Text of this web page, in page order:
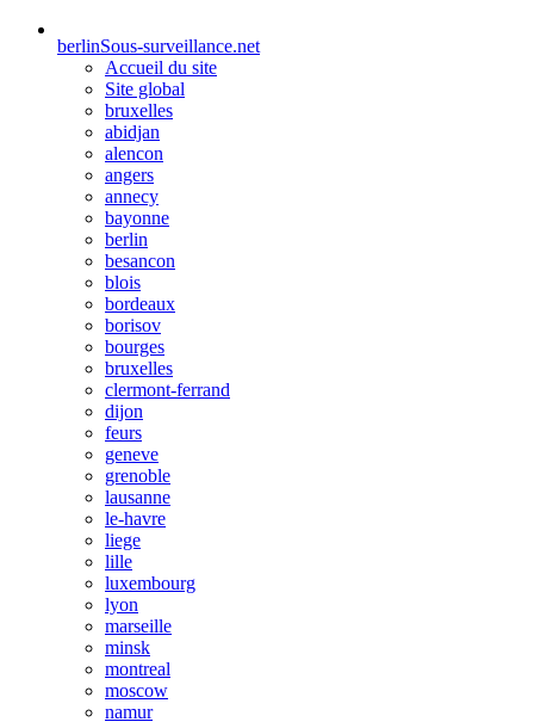
berlinSous-surveillance.net
Accueil du site
Site global
bruxelles
abidjan
alencon
angers
annecy
bayonne
berlin
besancon
blois
bordeaux
borisov
bourges
bruxelles
clermont-ferrand
dijon
feurs
geneve
grenoble
lausanne
le-havre
liege
lille
luxembourg
lyon
marseille
minsk
montreal
moscow
namur